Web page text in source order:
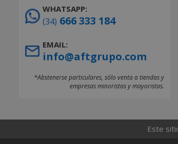
WHATSAPP:
(34) 666 333 184
EMAIL:
info@aftgrupo.com
*Abstenerse particulares, sólo venta a tiendas y
empresas minoristas y mayoristas.
Este